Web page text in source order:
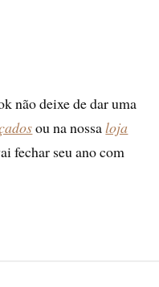
não deixe de dar uma
ou na nossaloja
fechar seu ano com